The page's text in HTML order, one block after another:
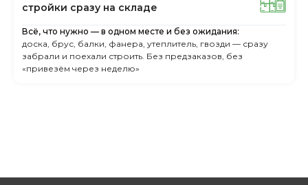
cтpoйки cpaзу нa cклaдe
Всё, что нужно — в одном месте и без ожидания:
доска, брус, балки, фанера, утеплитель, гвозди — сразу
забрали и поехали строить. Без предзаказов, без
«привезём через неделю»